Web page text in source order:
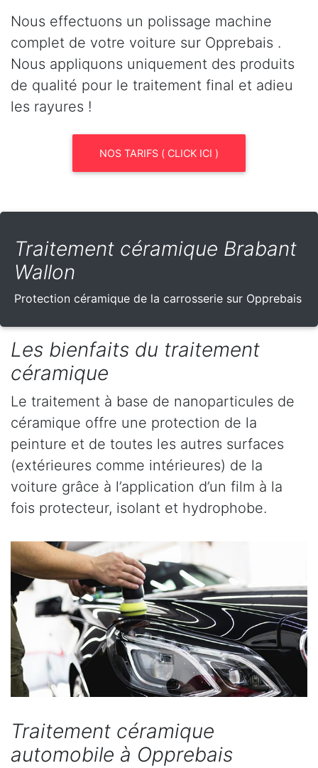
Nous effectuons un polissage machine
complet de votre voiture sur Opprebais .
Nous appliquons uniquement des produits
de qualité pour le traitement final et adieu
les rayures !
NOS TARIFS ( CLICK ICI )
Traitement céramique Brabant
Wallon
Protection céramique de la carrosserie sur Opprebais
Les bienfaits du traitement
céramique
Le traitement à base de nanoparticules de
céramique offre une protection de la
peinture et de toutes les autres surfaces
(extérieures comme intérieures) de la
voiture grâce à l’application d’un film à la
fois protecteur, isolant et hydrophobe.
Traitement céramique
automobile à Opprebais